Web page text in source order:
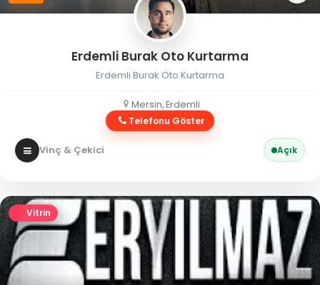
Erdemli Burak Oto Kurtarma
Erdemli Burak Oto Kurtarma
Mersin, Erdemli
Telefonu Göster
Vinç & Çekici Açık
Vitrin